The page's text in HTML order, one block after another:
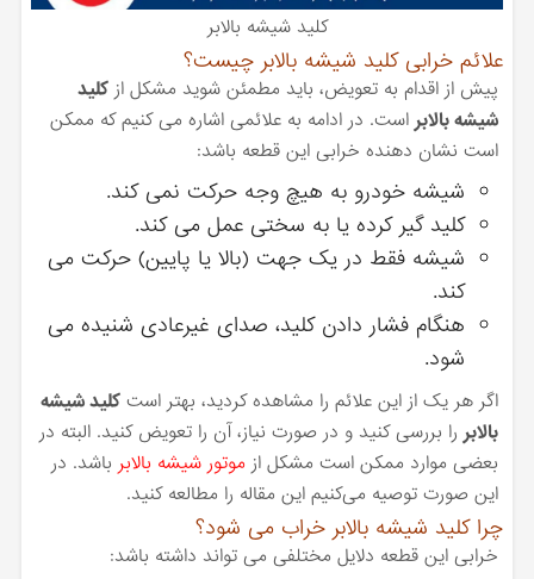
کلید شیشه بالابر
علائم خرابی کلید شیشه بالابر چیست؟
پیش از اقدام به تعویض، باید مطمئن شوید مشکل ازکلید
شیشه بالابر است. در ادامه به علائمی اشاره می کنیم که ممکن
است نشان دهنده خرابی این قطعه باشد:
شیشه خودرو به هیچ وجه حرکت نمی کند.
کلید گیر کرده یا به سختی عمل می کند.
شیشه فقط در یک جهت (بالا یا پایین) حرکت می
کند.
هنگام فشار دادن کلید، صدای غیرعادی شنیده می
شود.
اگر هر یک از این علائم را مشاهده کردید، بهتر استکلید شیشه
بالابر را بررسی کنید و در صورت نیاز، آن را تعویض کنید. البته در
بعضی موارد ممکن است مشکل ازموتور شیشه بالابر باشد. در
این صورت توصیه می‌کنیم این مقاله را مطالعه کنید.
چرا کلید شیشه بالابر خراب می شود؟
خرابی این قطعه دلایل مختلفی می تواند داشته باشد: